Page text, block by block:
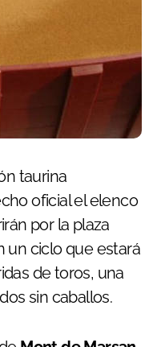
taurina
oficial el elenco
por la plaza
un ciclo que estará
de toros, una
sin caballos.